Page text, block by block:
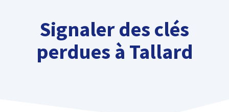
Signaler des clés
perdues à Tallard